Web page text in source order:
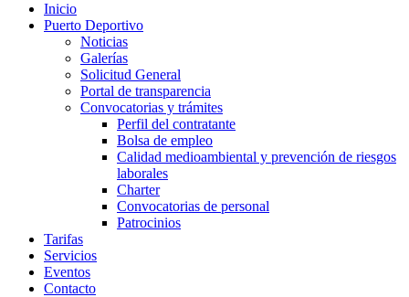
Inicio
Puerto Deportivo
Noticias
Galerías
Solicitud General
Portal de transparencia
Convocatorias y trámites
Perfil del contratante
Bolsa de empleo
Calidad medioambiental y prevención de riesgos
laborales
Charter
Convocatorias de personal
Patrocinios
Tarifas
Servicios
Eventos
Contacto